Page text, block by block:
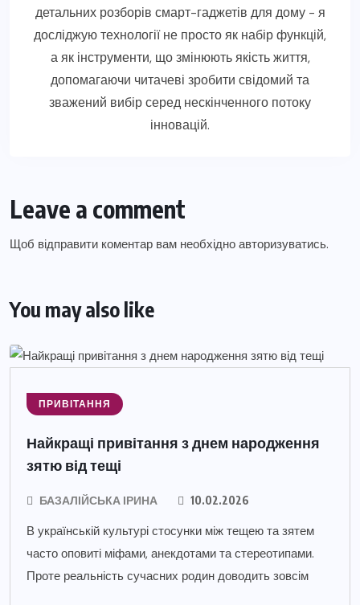
детальних розборів смарт-гаджетів для дому - я
досліджую технології не просто як набір функцій,
а як інструменти, що змінюють якість життя,
допомагаючи читачеві зробити свідомий та
зважений вибір серед нескінченного потоку
інновацій.
Leave a comment
Щоб відправити коментар вам необхідно авторизуватись.
You may also like
ПРИВІТАННЯ
Найкращі привітання з днем народження
зятю від тещі
БАЗАЛІЙСЬКА ІРИНА 10.02.2026
В українській культурі стосунки між тещею та зятем
часто оповиті міфами, анекдотами та стереотипами.
Проте реальність сучасних родин доводить зовсім